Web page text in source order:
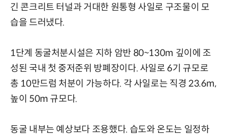
긴 콘크리트 터널과 거대한 원통형 사일로 구조물이 모
습을 드러냈다.
1단계 동굴처분시설은 지하 암반 80~130m 깊이에 조
성된 국내 첫 중저준위 방폐장이다. 사일로 6기 규모로
총 10만드럼 처분이 가능하다. 각 사일로는 직경 23.6m,
높이 50m 규모다.
동굴 내부는 예상보다 조용했다. 습도와 온도는 일정하